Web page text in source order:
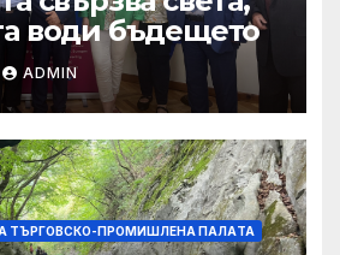
води бъдещето
ADMIN
ТЪРГОВСКО-ПРОМИШЛЕНА ПАЛAТА